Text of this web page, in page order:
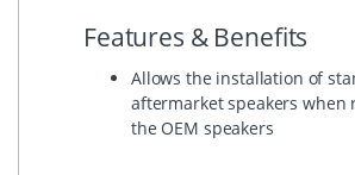
Features & Benefits
Allows the installation of
aftermarket speakers when
the OEM speakers